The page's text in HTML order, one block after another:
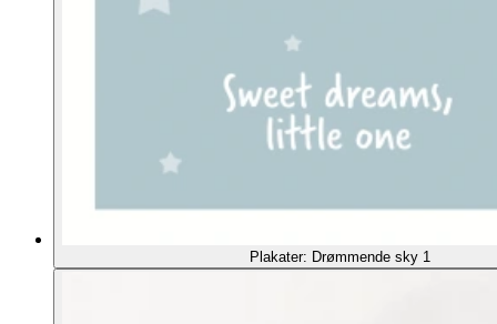
Plakater: Drømmende sky 1